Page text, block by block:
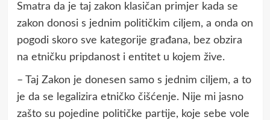
Smatra da je taj zakon klasičan primjer kada se
zakon donosi s jednim političkim ciljem, a onda on
pogodi skoro sve kategorije građana, bez obzira
na etničku pripdanost i entitet u kojem žive.
– Taj Zakon je donesen samo s jednim ciljem, a to
je da se legalizira etničko čišćenje. Nije mi jasno
zašto su pojedine političke partije, koje sebe vole